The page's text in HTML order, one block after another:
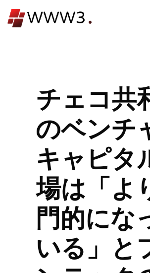
ン
チェコ共
のベンチ
キャピタ
場は「よ
門的にな
いる」と